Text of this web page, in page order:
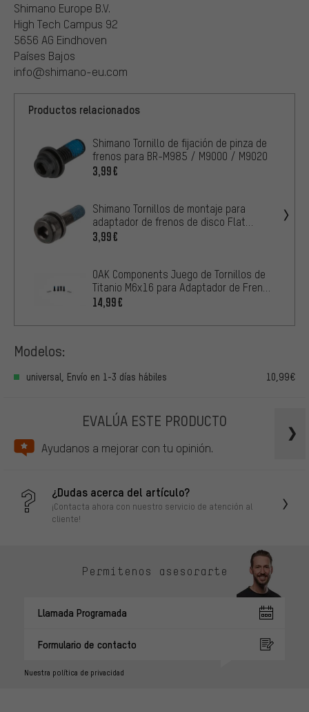
Shimano Europe B.V.
High Tech Campus 92
5656 AG Eindhoven
Países Bajos
info@shimano-eu.com
Productos relacionados
Shimano Tornillo de fijación de pinza de
frenos para BR-M985 / M9000 / M9020
3,99€
Shimano Tornillos de montaje para
adaptador de frenos de disco Flat
Mount a PM
3,99€
OAK Components Juego de Tornillos de
Titanio M6x16 para Adaptador de Frenos
de disco
14,99€
Modelos:
universal, Envío en 1-3 días hábiles 10,99€
EVALÚA ESTE PRODUCTO
Ayudanos a mejorar con tu opinión.
¿Dudas acerca del artículo?
¡Contacta ahora con nuestro servicio de atención al
cliente!
Permítenos asesorarte
Llamada Programada
Formulario de contacto
Nuestra política de privacidad